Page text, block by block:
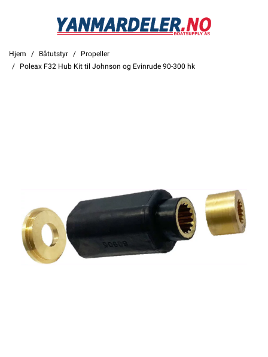
Hjem Båtutstyr
Propeller
Poleax F32 Hub Kit til Johnson og Evinrude 90-300 hk